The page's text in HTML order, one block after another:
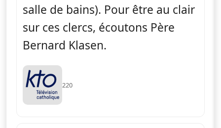
salle de bains). Pour être au clair
sur ces clercs, écoutons Père
Bernard Klasen.
220